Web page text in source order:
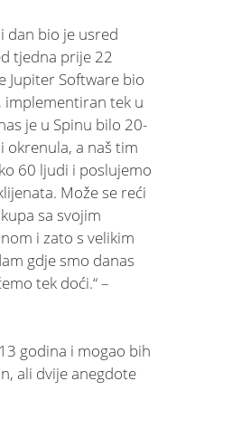
dan bio je usred
tjedna prije 22
Jupiter Software bio
implementiran tek u
je u Spinu bilo 20-
okrenula, a naš tim
60 ljudi i poslujemo
Može se reći
sa svojim
i zato s velikim
gdje smo danas
tek doći.“ –
godina i mogao bih
ali dvije anegdote